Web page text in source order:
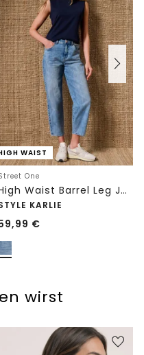
WAIST
One
High Waist Barrel Leg Jeans im Loose Fit
KARLIE
€
wirst